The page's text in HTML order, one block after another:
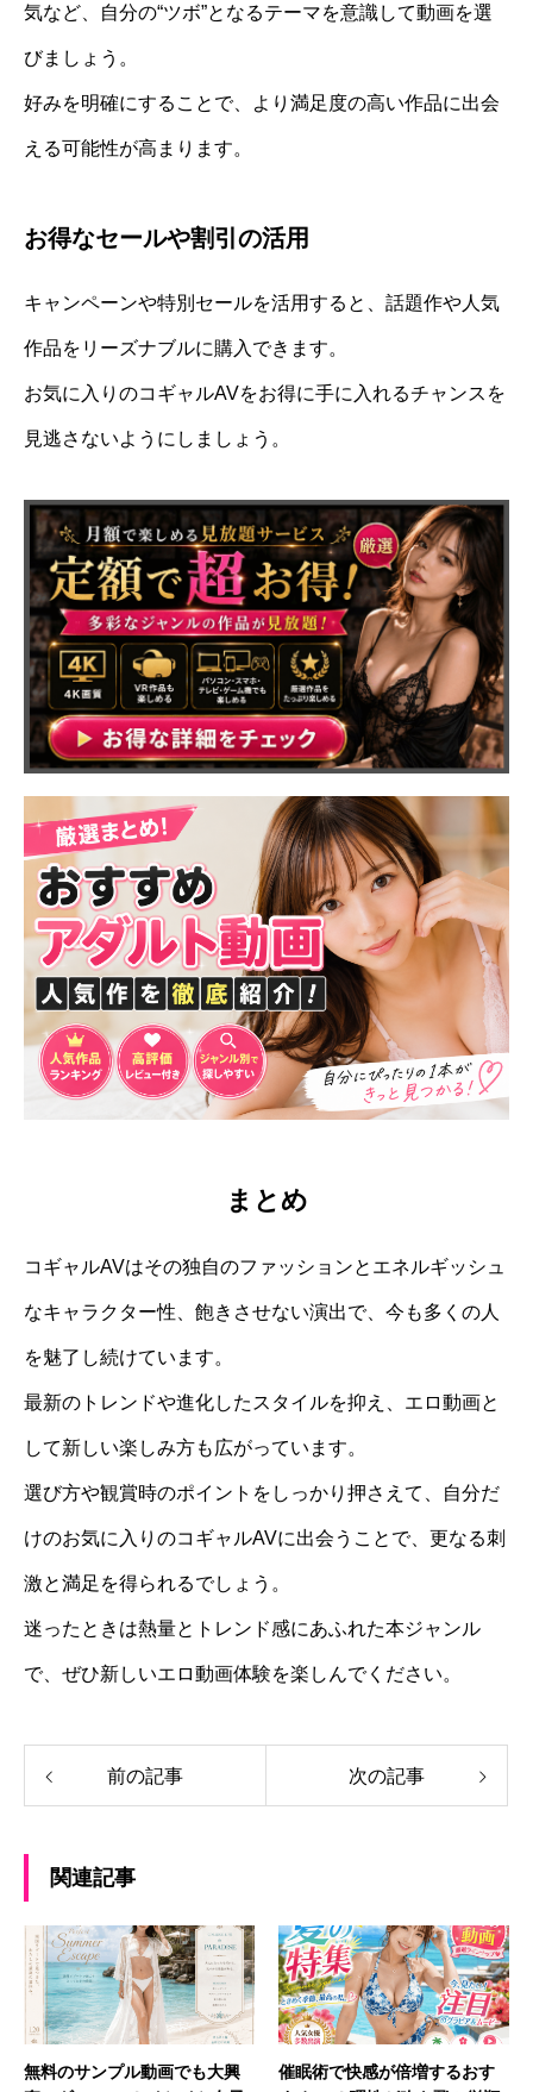
気など、自分の“ツボ”となるテーマを意識して動画を選
びましょう。
好みを明確にすることで、より満足度の高い作品に出会
える可能性が高まります。
お得なセールや割引の活用
キャンペーンや特別セールを活用すると、話題作や人気
作品をリーズナブルに購入できます。
お気に入りのコギャルAVをお得に手に入れるチャンスを
見逃さないようにしましょう。
まとめ
コギャルAVはその独自のファッションとエネルギッシュ
なキャラクター性、飽きさせない演出で、今も多くの人
を魅了し続けています。
最新のトレンドや進化したスタイルを抑え、エロ動画と
して新しい楽しみ方も広がっています。
選び方や観賞時のポイントをしっかり押さえて、自分だ
けのお気に入りのコギャルAVに出会うことで、更なる刺
激と満足を得られるでしょう。
迷ったときは熱量とトレンド感にあふれた本ジャンル
で、ぜひ新しいエロ動画体験を楽しんでください。
前の記事 次の記事
関連記事
無料のサンプル動画でも大興
催眠術で快感が倍増するおす